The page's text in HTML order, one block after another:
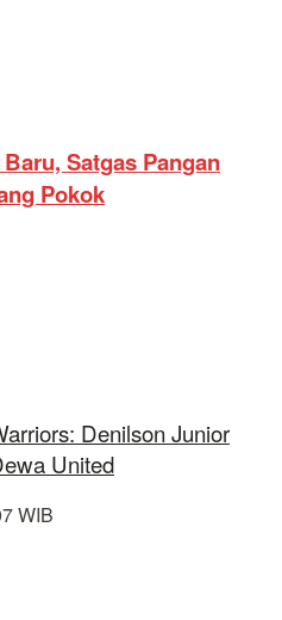
Satgas Pangan
Pokok
Denilson Junior
United
WIB